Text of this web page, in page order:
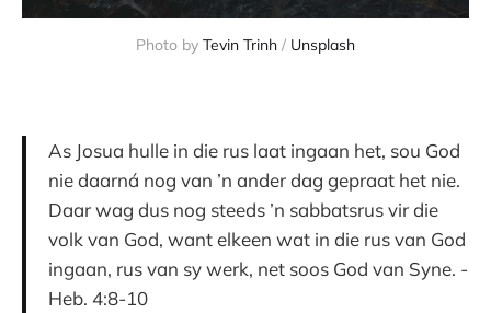
Photo by Tevin Trinh / Unsplash
As Josua hulle in die rus laat ingaan het, sou God
nie daarná nog van ’n ander dag gepraat het nie.
Daar wag dus nog steeds ’n sabbatsrus vir die
volk van God, want elkeen wat in die rus van God
ingaan, rus van sy werk, net soos God van Syne. -
Heb. 4:8-10